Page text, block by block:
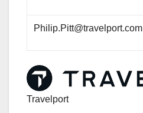
Philip.Pitt@travelport.com
Travelport